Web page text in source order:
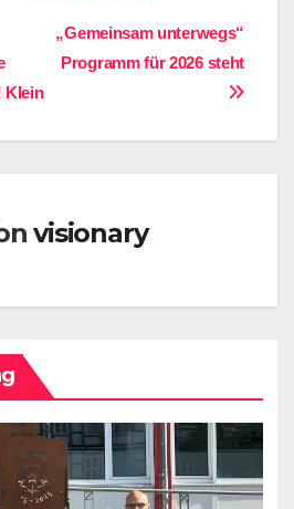
„Gemeinsam unterwegs“
Programm für 2026 steht
Klein
visionary